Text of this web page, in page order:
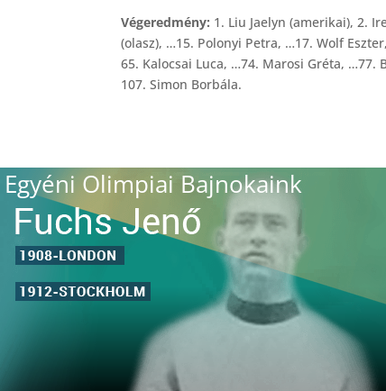
Végeredmény: 1. Liu Jaelyn (amerikai), 2.
(olasz), …15. Polonyi Petra, …17. Wolf
65. Kalocsai Luca, …74. Marosi Gréta, …77.
107. Simon Borbála.
Egyéni Olimpiai Bajnokaink